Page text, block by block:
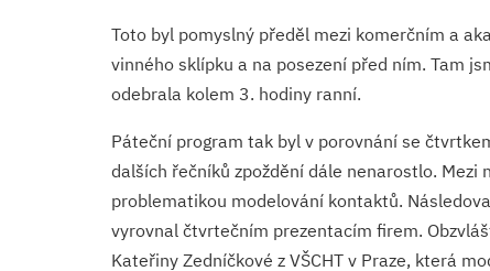
Toto byl pomyslný předěl mezi komerčním a
vinného sklípku a na posezení před ním. Tam
odebrala kolem 3. hodiny ranní.
Páteční program tak byl v porovnání se
dalších řečníků zpoždění dále nenarostlo. Mezi
problematikou modelování kontaktů.
vyrovnal čtvrtečním prezentacím firem.
Kateřiny Zedníčkové z VŠCHT v Praze, která